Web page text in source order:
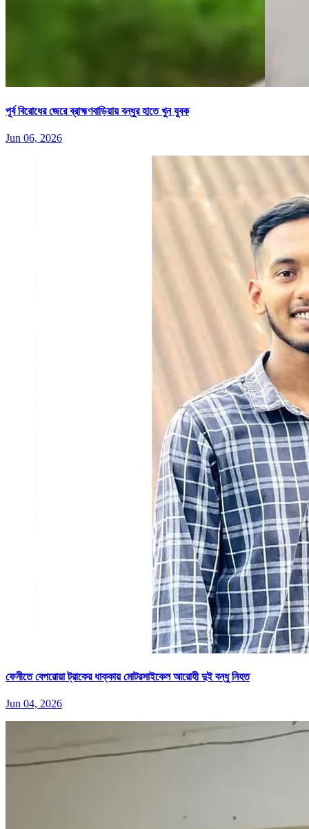
পূর্ব বিরোধের জেরে ব্রাহ্মণবাড়িয়ায় বন্ধুর হাতে খুন যুবক
Jun 06, 2026
ফেনীতে বেপরোয়া ট্রাকের ধাক্কায় মোটরসাইকেল আরোহী দুই বন্ধু নিহত
Jun 04, 2026